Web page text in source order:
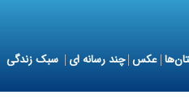
عکس چند رسانه ای سبک زندگی